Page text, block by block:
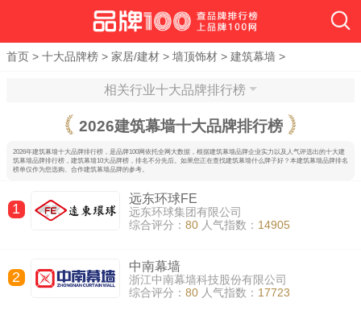
首页 > 十大品牌榜 > 家居/建材 > 墙顶饰材 > 建筑幕墙 >
相关行业十大品牌排行榜
2026建筑幕墙十大品牌排行榜
2026年建筑幕墙十大品牌排行榜，是品牌100网依托全网大数据，根据建筑幕墙品牌企业实力以及人气评选出的十大建
筑幕墙品牌排行榜，建筑幕墙10大品牌榜，排名不分先后。如果您正在查找建筑幕墙什么牌子好？本建筑幕墙品牌排名
榜单仅作为您选购、合作建筑幕墙品牌的参考。
1
远东环球FE
远东环球集团有限公司
综合评分： 80 人气指数： 14905
2
中南幕墙
浙江中南幕墙科技股份有限公司
综合评分： 80 人气指数： 17723